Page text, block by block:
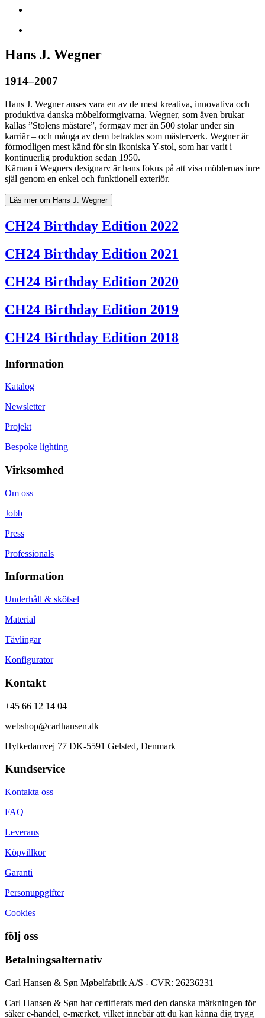
Hans J. Wegner
1914–2007
Hans J. Wegner anses vara en av de mest kreativa, innovativa och
produktiva danska möbelformgivarna. Wegner, som även brukar
kallas ”Stolens mästare”, formgav mer än 500 stolar under sin
karriär – och många av dem betraktas som mästerverk. Wegner är
förmodligen mest känd för sin ikoniska Y-stol, som har varit i
kontinuerlig produktion sedan 1950.
Kärnan i Wegners designarv är hans fokus på att visa möblernas inre
själ genom en enkel och funktionell exteriör.
Läs mer om Hans J. Wegner
CH24 Birthday Edition 2022
CH24 Birthday Edition 2021
CH24 Birthday Edition 2020
CH24 Birthday Edition 2019
CH24 Birthday Edition 2018
Information
Katalog
Newsletter
Projekt
Bespoke lighting
Virksomhed
Om oss
Jobb
Press
Professionals
Information
Underhåll & skötsel
Material
Tävlingar
Konfigurator
Kontakt
+45 66 12 14 04
webshop@carlhansen.dk
Hylkedamvej 77 DK-5591 Gelsted, Denmark
Kundservice
Kontakta oss
FAQ
Leverans
Köpvillkor
Garanti
Personuppgifter
Cookies
följ oss
Betalningsalternativ
Carl Hansen & Søn Møbelfabrik A/S - CVR: 26236231
Carl Hansen & Søn har certifierats med den danska märkningen för
säker e-handel, e-mærket, vilket innebär att du kan känna dig trygg